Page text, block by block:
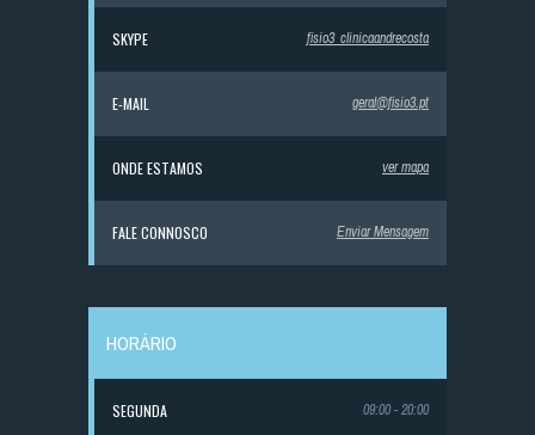
SKYPE fisio3_clinicaandrecosta
E-MAIL geral@fisio3.pt
ONDE ESTAMOS ver mapa
FALE CONNOSCO Enviar Mensagem
HORÁRIO
SEGUNDA 09:00 - 20:00